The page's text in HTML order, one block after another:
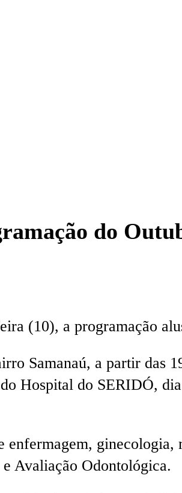
do
(10), a programação
Samanaú, a partir das
Hospital do SERIDÓ,
ginecologia,
Avaliação Odontológica.